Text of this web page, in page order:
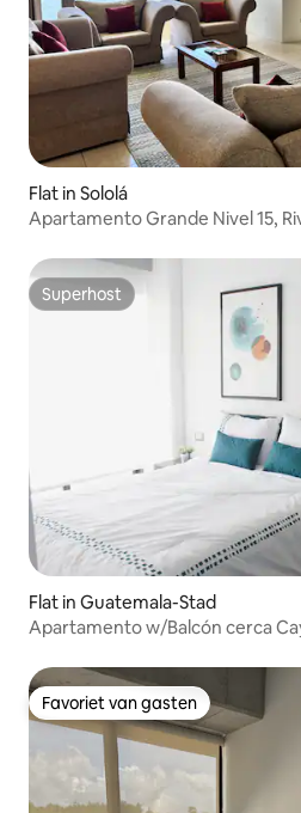
Flat in Sololá
Apartamento Grande Nivel 15,
Superhost
Superhost
Flat in Guatemala-Stad
Apartamento w/Balcón cerca
Favoriet van gasten
Favoriet van gasten